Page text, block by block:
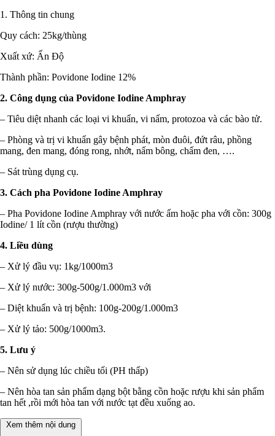
1. Thông tin chung
Quy cách: 25kg/thùng
Xuất xứ: Ấn Độ
Thành phần: Povidone Iodine 12%
2. Công dụng của Povidone Iodine Amphray
– Tiêu diệt nhanh các loại vi khuẩn, vi nấm, protozoa và các bào tử.
– Phòng và trị vi khuẩn gây bệnh phát, mòn đuôi, đứt râu, phồng
mang, đen mang, đóng rong, nhớt, nấm bông, chấm đen, ….
– Sát trùng dụng cụ.
3. Cách pha Povidone Iodine Amphray
– Pha Povidone Iodine Amphray với nước ấm hoặc pha với cồn: 300g
Iodine/ 1 lít cồn (rượu thường)
4. Liều dùng
– Xử lý đầu vụ: 1kg/1000m3
– Xử lý nước: 300g-500g/1.000m3 với
– Diệt khuẩn và trị bệnh: 100g-200g/1.000m3
– Xử lý tảo: 500g/1000m3.
5. Lưu ý
– Nên sử dụng lúc chiều tối (PH thấp)
– Nên hòa tan sản phẩm dạng bột bằng cồn hoặc rượu khi sản phẩm
tan hết ,rồi mới hòa tan với nước tạt đều xuống ao.
Xem thêm nội dung